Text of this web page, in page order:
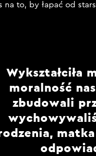
na to, by łapać od
Wykształciła
moralność
zbudowali